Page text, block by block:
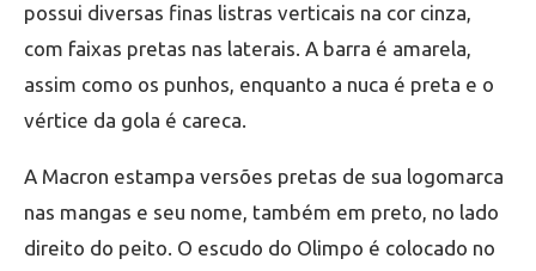
possui diversas finas listras verticais na cor cinza,
com faixas pretas nas laterais. A barra é amarela,
assim como os punhos, enquanto a nuca é preta e o
vértice da gola é careca.
A Macron estampa versões pretas de sua logomarca
nas mangas e seu nome, também em preto, no lado
direito do peito. O escudo do Olimpo é colocado no